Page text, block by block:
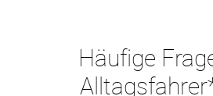
Häufige